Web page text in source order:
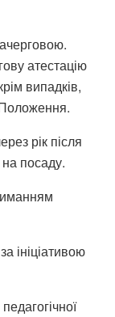
атестацію
випадків,
рік після
посаду.
ініціативою